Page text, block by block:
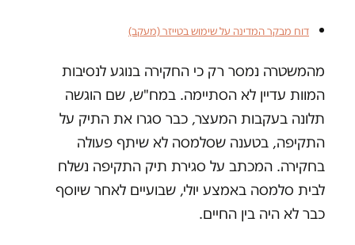
דוח מבקר המדינה על שימוש בטייזר (מעקב)
מהמשטרה נמסר רק כי החקירה בנוגע לנסיבות
המוות עדיין לא הסתיימה. במח"ש, שם הוגשה
תלונה בעקבות המעצר, כבר סגרו את התיק על
התקיפה, בטענה שסלמסה לא שיתף פעולה
בחקירה. המכתב על סגירת תיק התקיפה נשלח
לבית סלמסה באמצע יולי, שבועיים לאחר שיוסף
כבר לא היה בין החיים.